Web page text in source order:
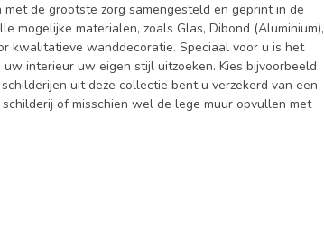
de grootste zorg samengesteld en geprint in de
mogelijke materialen, zoals Glas, Dibond (Aluminium),
kwalitatieve wanddecoratie. Speciaal voor u is het
interieur uw eigen stijl uitzoeken. Kies bijvoorbeeld
uit deze collectie bent u verzekerd van een
of misschien wel de lege muur opvullen met